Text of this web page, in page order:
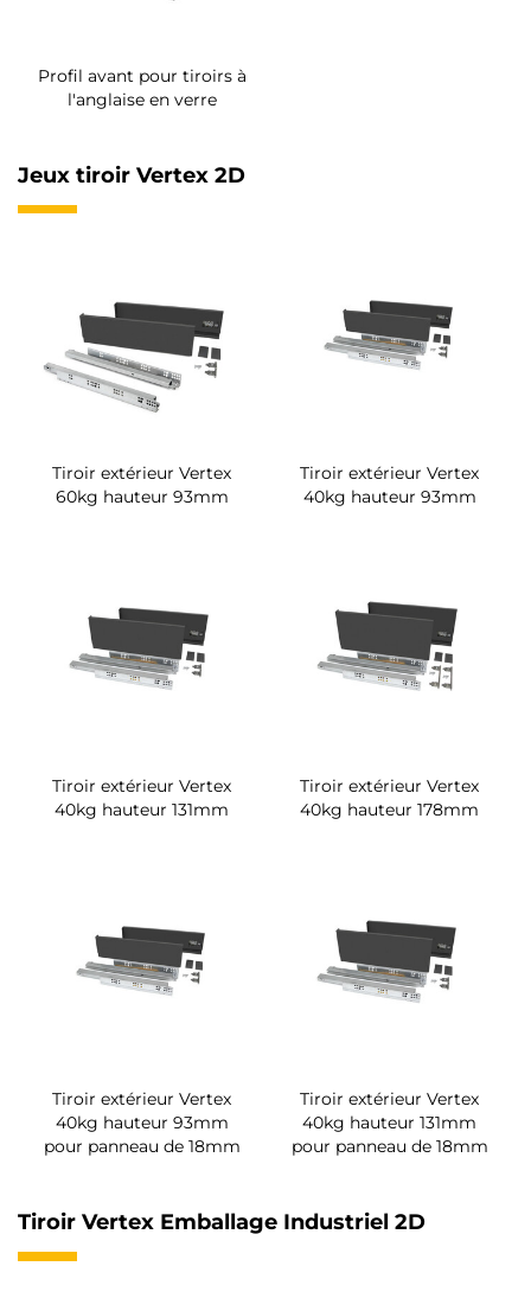
Profil avant pour tiroirs à
l'anglaise en verre
Jeux tiroir Vertex 2D
Tiroir extérieur Vertex
60kg hauteur 93mm
Tiroir extérieur Vertex
40kg hauteur 93mm
Tiroir extérieur Vertex
40kg hauteur 131mm
Tiroir extérieur Vertex
40kg hauteur 178mm
Tiroir extérieur Vertex
40kg hauteur 93mm
pour panneau de 18mm
Tiroir extérieur Vertex
40kg hauteur 131mm
pour panneau de 18mm
Tiroir Vertex Emballage Industriel 2D